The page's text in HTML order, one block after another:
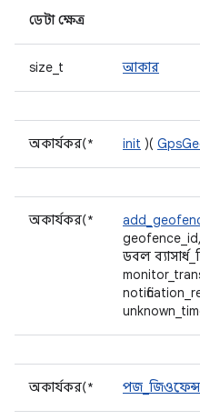
ডেটা ক্ষেত্র
size_t আকার
অকার্যকর(* init )(
অকার্যকর(*
ডবল
অকার্যকর(* পজ_জিওফেন্স